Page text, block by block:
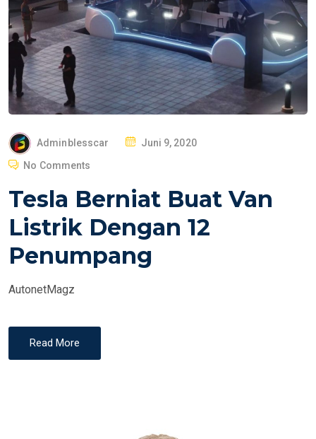
Adminblesscar
T
D
O
N
Juni 9, 2020
No Comments
Tesla Berniat Buat Van
Listrik Dengan 12
Penumpang
AutonetMagz
Read More